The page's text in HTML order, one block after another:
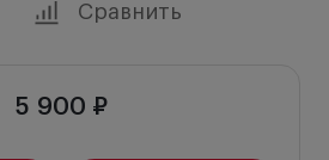
Сравнить
5 900 ₽